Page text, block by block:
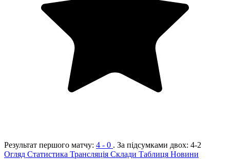
Результат першого матчу: 4 - 0 . За підсумками двох: 4-2
Огляд Статистика Трансляція Склади Таблиця Новини